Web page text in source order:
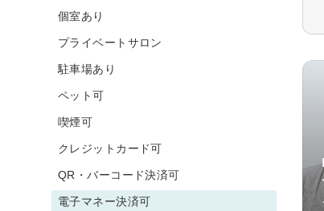
個室あり
プライベートサロン
駐車場あり
ペット可
喫煙可
クレジットカード可
QR・バーコード決済可
電子マネー決済可